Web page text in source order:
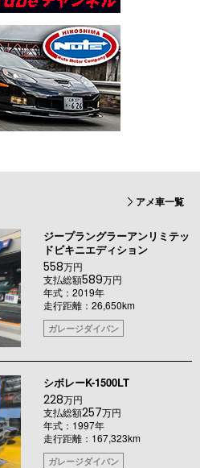
アメ車一覧
ジープラングラーアンリミテッ
ドビキニエディション
558万円
支払総額589万円
年式：2019年
走行距離：26,650km
ガレージダイバン
シボレーK-1500LT
228万円
支払総額257万円
年式：1997年
走行距離：167,323km
ガレージダイバン